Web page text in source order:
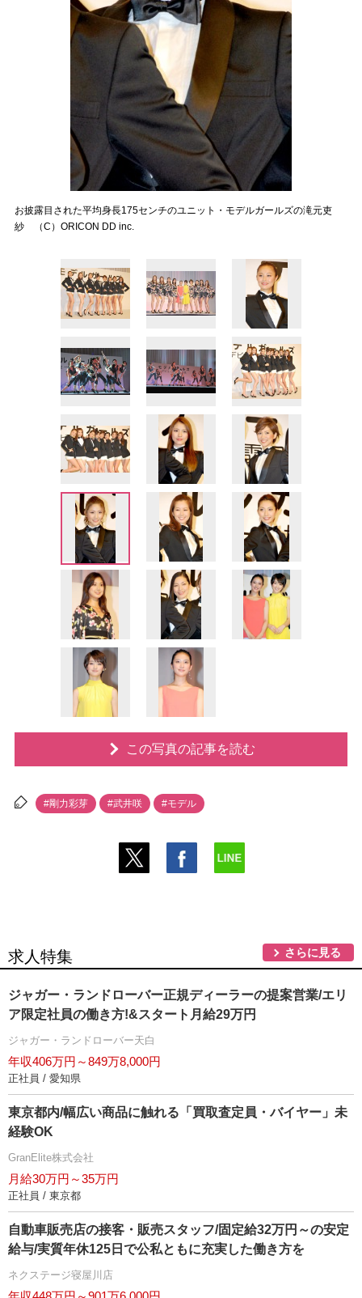
お披露目された平均身長175センチのユニット・モデルガールズの滝元吏
紗 （C）ORICON DD inc.
この写真の記事を読む
#剛力彩芽 #武井咲 #モデル
求人特集 さらに見る
ジャガー・ランドローバー正規ディーラーの提案営業/エリ
ア限定社員の働き方!&スタート月給29万円
ジャガー・ランドローバー天白
年収406万円～849万8,000円
正社員 / 愛知県
東京都内/幅広い商品に触れる「買取査定員・バイヤー」未
経験OK
GranElite株式会社
月給30万円～35万円
正社員 / 東京都
自動車販売店の接客・販売スタッフ/固定給32万円～の安定
給与/実質年休125日で公私ともに充実した働き方を
ネクステージ寝屋川店